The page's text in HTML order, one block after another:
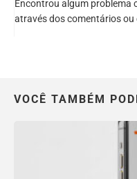
Encontrou algum problema
através dos comentários ou
VOCÊ TAMBÉM